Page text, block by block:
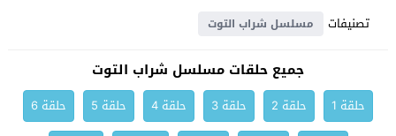
تصنيفات
مسلسل شراب التوت
جميع حلقات مسلسل شراب التوت
حلقة 1 حلقة 2 حلقة 3 حلقة 4 حلقة 5
حلقة 6